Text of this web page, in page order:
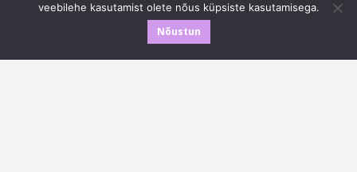
E-post:triin@linnupete.ee
Nõo alevik, Tartu maakond, 61601
veebilehe kasutamist olete nõus küpsiste kasutamisega.
Nõustun